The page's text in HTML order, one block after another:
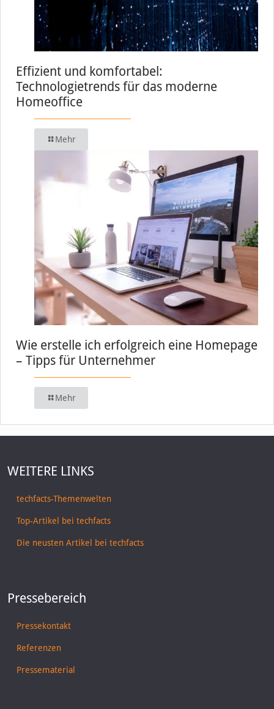
Effizient und komfortabel:
Technologietrends für das moderne
Homeoffice
Mehr
Wie erstelle ich erfolgreich eine Homepage
– Tipps für Unternehmer
Mehr
WEITERE LINKS
techfacts-Themenwelten
Top-Artikel bei techfacts
Die neusten Artikel bei techfacts
Pressebereich
Pressekontakt
Referenzen
Pressematerial